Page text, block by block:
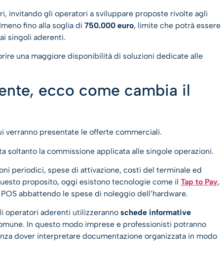
invitando gli operatori a sviluppare proposte rivolte agli
fino alla soglia di 750.000 euro, limite che potrà essere
singoli aderenti.
una maggiore disponibilità di soluzioni dedicate alle
ecco come cambia il
verranno presentate le offerte commerciali.
soltanto la commissione applicata alle singole operazioni.
periodici, spese di attivazione, costi del terminale ed
proposito, oggi esistono tecnologie come il Tap to Pay,
abbattendo le spese di noleggio dell’hardware.
operatori aderenti utilizzeranno schede informative
In questo modo imprese e professionisti potranno
dover interpretare documentazione organizzata in modo